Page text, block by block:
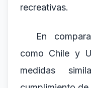
recreativas.
En
como Chile y
medidas